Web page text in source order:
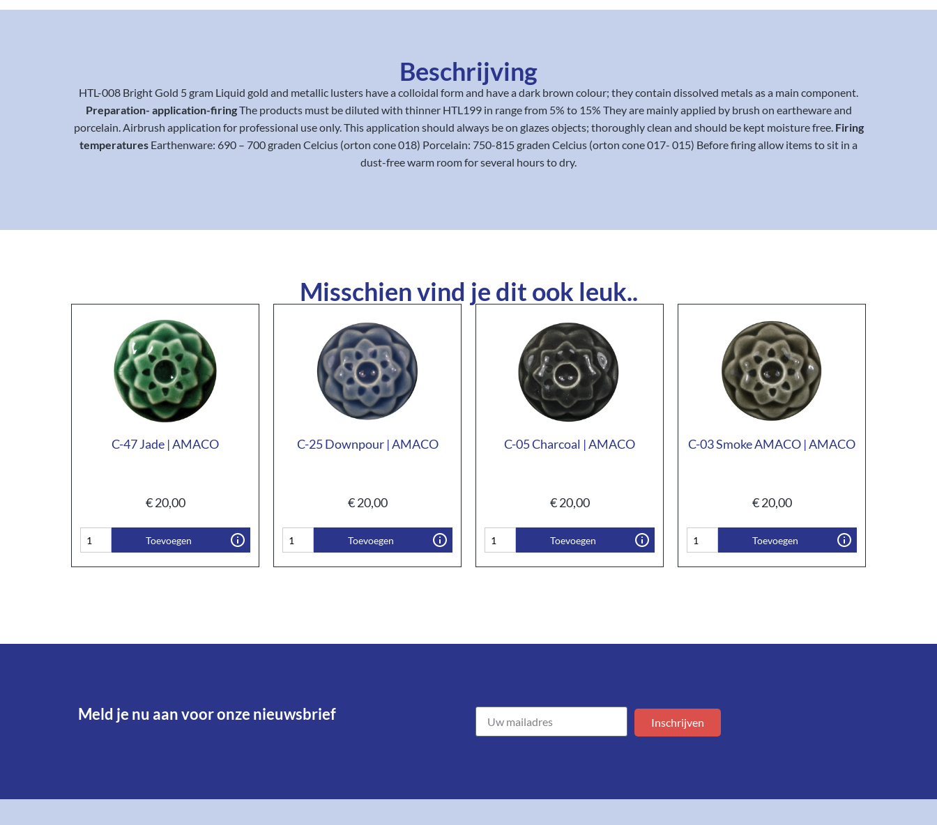
Beschrijving
HTL-008 Bright Gold 5 gram Liquid gold and metallic lusters have a colloidal form and have a dark brown colour; they contain dissolved metals as a main component.
Preparation- application-firingThe products must be diluted with thinner HTL199 in range from 5% to 15% They are mainly applied by brush on eartheware and
porcelain. Airbrush application for professional use only. This application should always be on glazes objects; thoroughly clean and should be kept moisture free. Firing
temperatures Earthenware: 690 – 700 graden Celcius (orton cone 018) Porcelain: 750-815 graden Celcius (orton cone 017- 015) Before firing allow items to sit in a
dust-free warm room for several hours to dry.
Misschien vind je dit ook leuk..
C-47 Jade | AMACO
€20,00
Toevoegen
C-25 Downpour | AMACO
€20,00
Toevoegen
C-05 Charcoal | AMACO
€20,00
Toevoegen
C-03 Smoke AMACO | AMACO
€20,00
Toevoegen
Meld je nu aan voor onze nieuwsbrief​ Inschrijven